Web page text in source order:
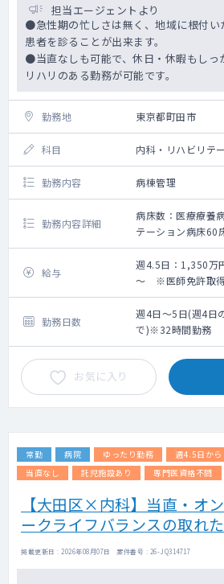
担当エージェントより
●急性期の忙しさは無く、地域に根付い
患者を診ることが出来ます。
●当直なしも可能で、休日・休暇もしっ
リハリのある勤務が可能です。
勤務地 東京都町田市
科目 内科・リハビリテ
勤務内容 病棟管理
勤務内容詳細
病床数：医療療養
テーション病床60
外来なし 病棟専従
給与
週4.5日：1,350
～ ※医師免許取
勤務日数
週4日～5日(週4日
で)※32時間勤務
お気に入り
常勤 病院 ゆったり勤務 週4.5日から
当直なし
託児施設あり 専門医資格不問
【大田区×内科】当直・オ
ークライフバランスの取れ
掲載更新日 : 2026年08月07日 案件番号 : 26-JQ314717